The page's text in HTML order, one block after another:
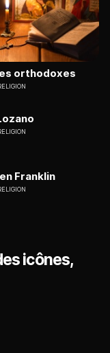
orthodoxes
Franklin
icônes,